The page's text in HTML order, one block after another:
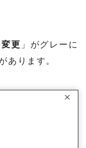
更 」がグレーに
あります。